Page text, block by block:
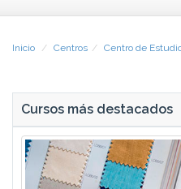
Inicio Centros Centro de
Cursos más destacados